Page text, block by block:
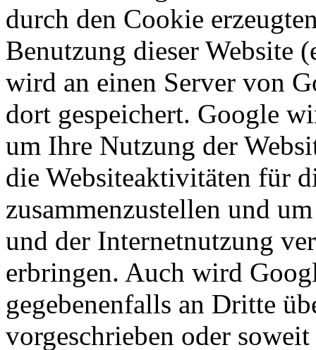
durch den Cookie
Benutzung dieser Website
wird an einen Server von
dort gespeichert. Google
um Ihre Nutzung der
die Websiteaktivitäten für
zusammenzustellen und
und der Internetnutzung
erbringen. Auch wird
gegebenenfalls an Dritte
vorgeschrieben oder